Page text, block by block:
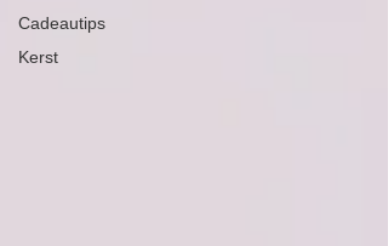
Cadeautips
Kerst